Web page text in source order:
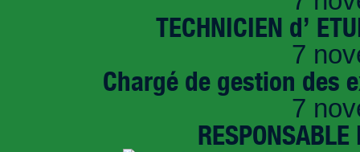
TECHNICIEN d’
7
Chargé de gestion des
7